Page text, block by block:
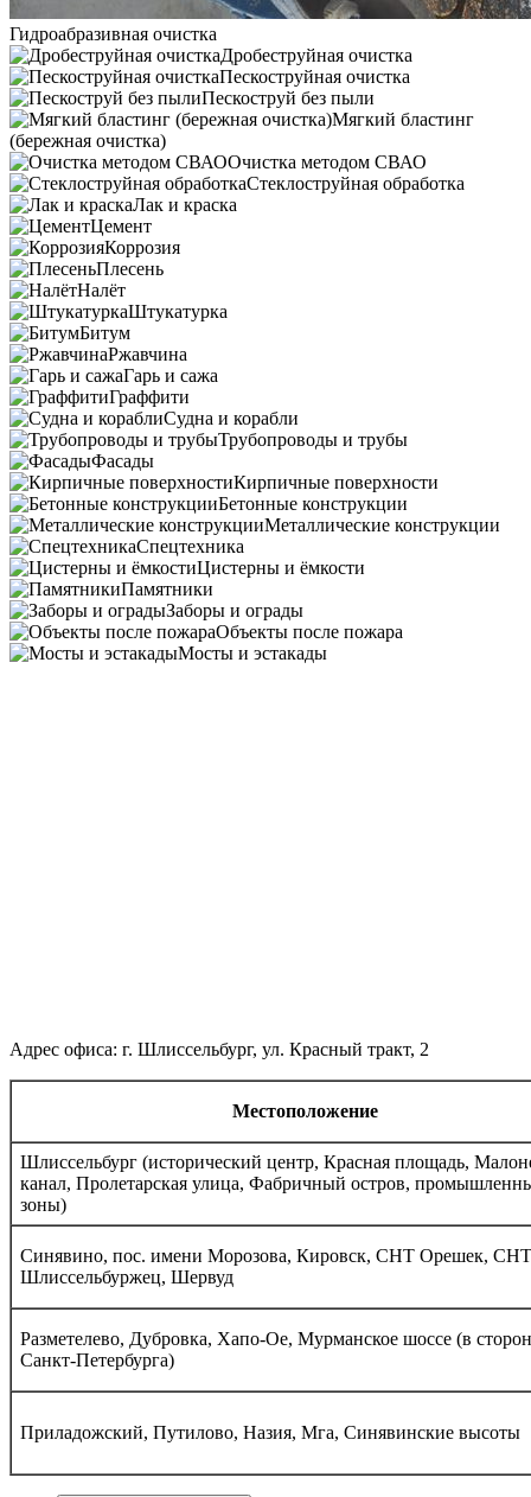
Гидроабразивная очистка
Дробеструйная очистка
Пескоструйная очистка
Пескоструй без пыли
Мягкий бластинг
(бережная очистка)
Очистка методом СВАО
Стеклоструйная обработка
Лак и краска
Цемент
Коррозия
Плесень
Налёт
Штукатурка
Битум
Ржавчина
Гарь и сажа
Граффити
Судна и корабли
Трубопроводы и трубы
Фасады
Кирпичные поверхности
Бетонные конструкции
Металлические конструкции
Спецтехника
Цистерны и ёмкости
Памятники
Заборы и ограды
Объекты после пожара
Мосты и эстакады
Адрес офиса: г. Шлиссельбург, ул. Красный тракт, 2
Местоположение
Шлиссельбург (исторический центр, Красная площадь,
канал, Пролетарская улица, Фабричный остров,
зоны)
Синявино, пос. имени Морозова, Кировск, СНТ Орешек, СНТ
Шлиссельбуржец, Шервуд
Разметелево, Дубровка, Хапо-Ое, Мурманское шоссе (в
Санкт-Петербурга)
Приладожский, Путилово, Назия, Мга, Синявинские высоты